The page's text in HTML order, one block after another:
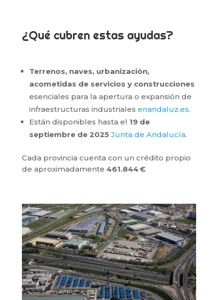
¿Qué cubren estas ayudas?
Terrenos, naves, urbanización,
acometidas de servicios y construcciones
esenciales para la apertura o expansión de
infraestructuras industriales enandaluz.es.
Están disponibles hasta el 19 de
septiembre de 2025 Junta de Andalucía.
Cada provincia cuenta con un crédito propio
de aproximadamente 461.844 €